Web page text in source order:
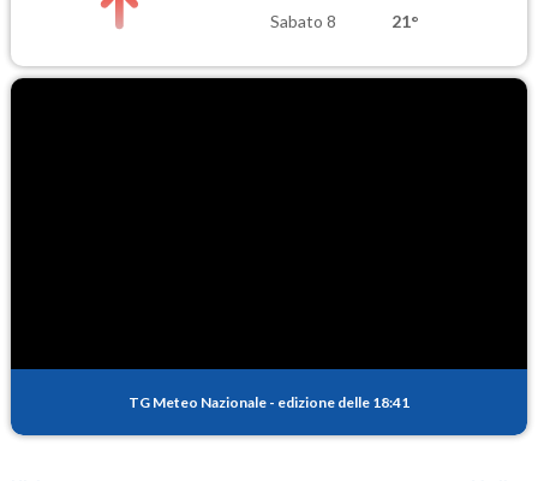
Sabato 8 21°
TG Meteo Nazionale - edizione delle 18:41